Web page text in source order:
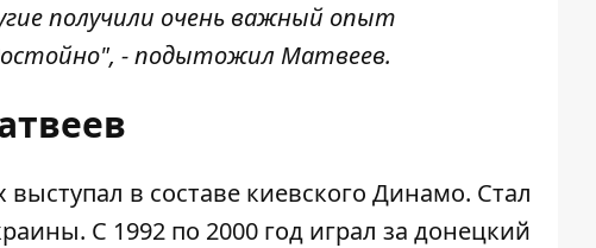
получили очень важный опыт
- подытожил Матвеев.
выступал в составе киевского Динамо. Стал
С 1992 по 2000 год играл за донецкий